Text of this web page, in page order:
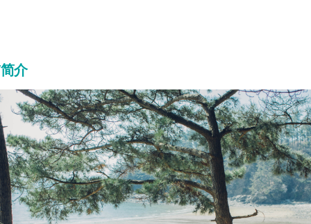
介